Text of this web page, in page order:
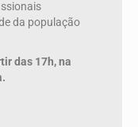
da população
das 17h, na